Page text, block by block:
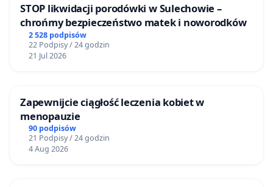
STOP likwidacji porodówki w Sulechowie –
chrońmy bezpieczeństwo matek i noworodków
2 528 podpisów
22 Podpisy / 24 godzin
21 Jul 2026
Zapewnijcie ciągłość leczenia kobiet w
menopauzie
90 podpisów
21 Podpisy / 24 godzin
4 Aug 2026